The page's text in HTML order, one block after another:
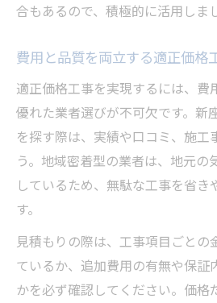
合もあるので、積極的に活用しま
費用と品質を両立する適正価格
適正価格工事を実現するには、費
優れた業者選びが不可欠です。新
を探す際は、実績や口コミ、施工
う。地域密着型の業者は、地元の
しているため、無駄な工事を省き
す。
見積もりの際は、工事項目ごとの
ているか、追加費用の有無や保証
かを必ず確認してください。価格